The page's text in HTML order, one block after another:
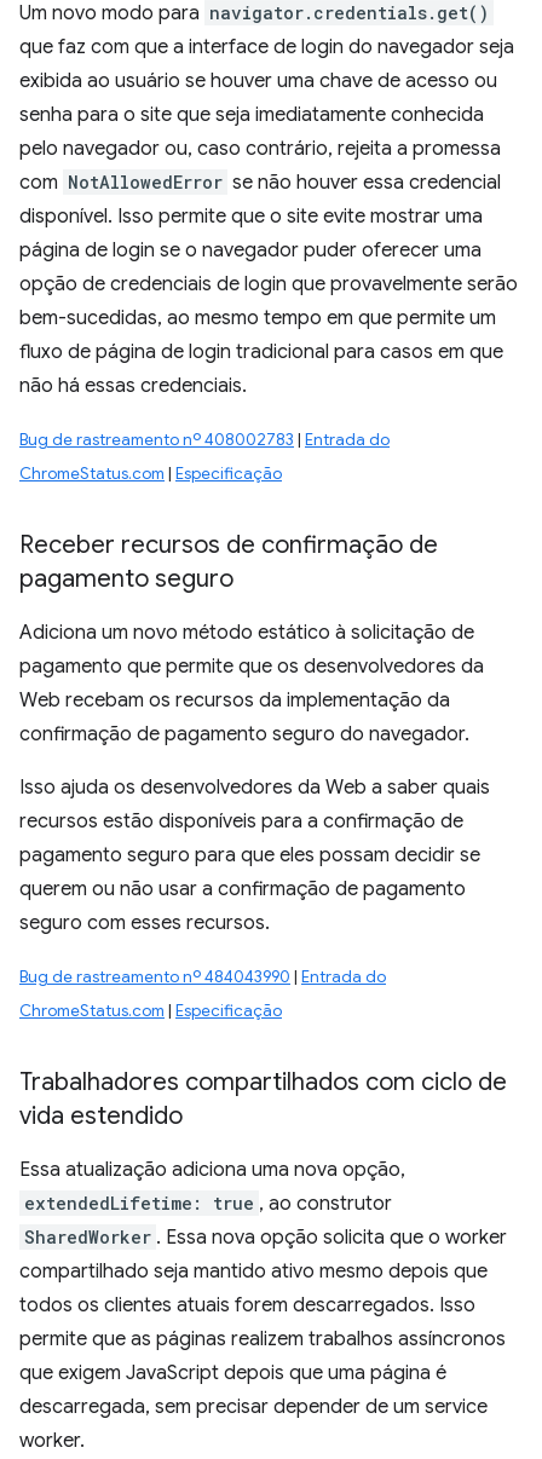
Um novo modo para navigator.credentials.get()
que faz com que a interface de login do navegador seja
exibida ao usuário se houver uma chave de acesso ou
senha para o site que seja imediatamente conhecida
pelo navegador ou, caso contrário, rejeita a promessa
com NotAllowedError se não houver essa credencial
disponível. Isso permite que o site evite mostrar uma
página de login se o navegador puder oferecer uma
opção de credenciais de login que provavelmente serão
bem-sucedidas, ao mesmo tempo em que permite um
fluxo de página de login tradicional para casos em que
não há essas credenciais.
Bug de rastreamento nº 408002783 | Entrada do
ChromeStatus.com | Especificação
Receber recursos de confirmação de
pagamento seguro
Adiciona um novo método estático à solicitação de
pagamento que permite que os desenvolvedores da
Web recebam os recursos da implementação da
confirmação de pagamento seguro do navegador.
Isso ajuda os desenvolvedores da Web a saber quais
recursos estão disponíveis para a confirmação de
pagamento seguro para que eles possam decidir se
querem ou não usar a confirmação de pagamento
seguro com esses recursos.
Bug de rastreamento nº 484043990 | Entrada do
ChromeStatus.com | Especificação
Trabalhadores compartilhados com ciclo de
vida estendido
Essa atualização adiciona uma nova opção,
extendedLifetime: true , ao construtor
SharedWorker . Essa nova opção solicita que o worker
compartilhado seja mantido ativo mesmo depois que
todos os clientes atuais forem descarregados. Isso
permite que as páginas realizem trabalhos assíncronos
que exigem JavaScript depois que uma página é
descarregada, sem precisar depender de um service
worker.